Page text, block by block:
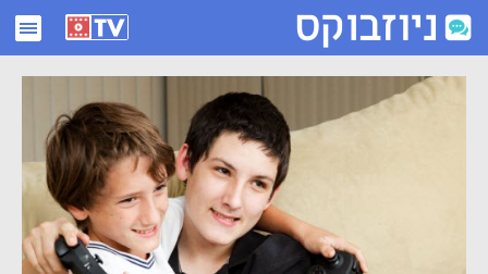
6 השפעות של משחקי מחשב על המוח שלכם - ניוזבוקס